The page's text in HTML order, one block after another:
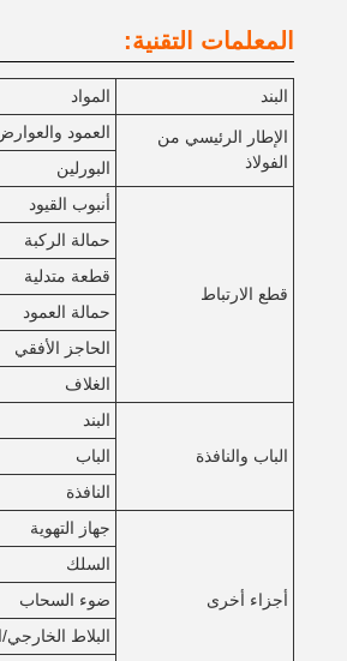
المعلمات التقنية:
البند المواد
الإطار الرئيسي من
الفولاذ
العمود
البورلين
قطع الارتباط
أنبوب القيود
حمالة الركبة
قطعة متدلية
حمالة العمود
الحاجز الأفقي
الغلاف
الباب والنافذة
البند
الباب
النافذة
أجزاء أخرى
جهاز التهوية
السلك
ضوء السحاب
البلاط